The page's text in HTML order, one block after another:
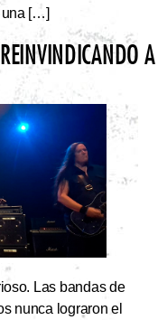
una […]
A
Las bandas de
nunca lograron el